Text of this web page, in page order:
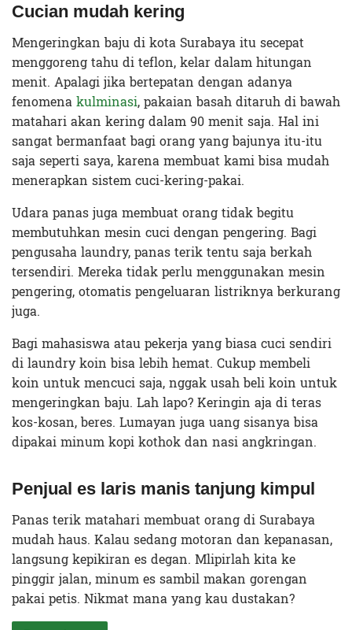
Cucian mudah kering
Mengeringkan baju di kota Surabaya itu secepat
menggoreng tahu di teflon, kelar dalam hitungan
menit. Apalagi jika bertepatan dengan adanya
fenomenakulminasi, pakaian basah ditaruh di bawah
matahari akan kering dalam 90 menit saja. Hal ini
sangat bermanfaat bagi orang yang bajunya itu-itu
saja seperti saya, karena membuat kami bisa mudah
menerapkan sistem cuci-kering-pakai.
Udara panas juga membuat orang tidak begitu
membutuhkan mesin cuci dengan pengering. Bagi
pengusaha laundry, panas terik tentu saja berkah
tersendiri. Mereka tidak perlu menggunakan mesin
pengering, otomatis pengeluaran listriknya berkurang
juga.
Bagi mahasiswa atau pekerja yang biasa cuci sendiri
di laundry koin bisa lebih hemat. Cukup membeli
koin untuk mencuci saja, nggak usah beli koin untuk
mengeringkan baju. Lah lapo? Keringin aja di teras
kos-kosan, beres. Lumayan juga uang sisanya bisa
dipakai minum kopi kothok dan nasi angkringan.
Penjual es laris manis tanjung kimpul
Panas terik matahari membuat orang di Surabaya
mudah haus. Kalau sedang motoran dan kepanasan,
langsung kepikiran es degan. Mlipirlah kita ke
pinggir jalan, minum es sambil makan gorengan
pakai petis. Nikmat mana yang kau dustakan?